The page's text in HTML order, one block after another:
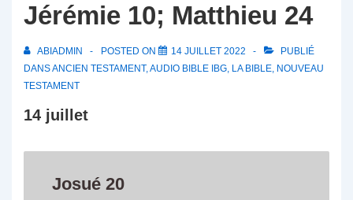
Jérémie 10; Matthieu 24
ABIADMIN POSTED ON 14 JUILLET 2022
PUBLIÉ
DANSANCIEN TESTAMENT,AUDIO BIBLE IBG, LA BIBLE, NOUVEAU
TESTAMENT
14 juillet
Josué 20